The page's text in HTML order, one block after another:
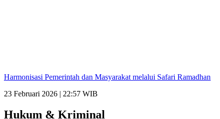
Harmonisasi Pemerintah dan Masyarakat melalui Safari Ramadhan
23 Februari 2026 | 22:57 WIB
Hukum & Kriminal